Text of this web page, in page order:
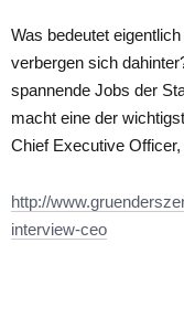
Was bedeutet
verbergen sich
spannende Jobs der
macht eine der
Chief Executive
http://
interview-ceo